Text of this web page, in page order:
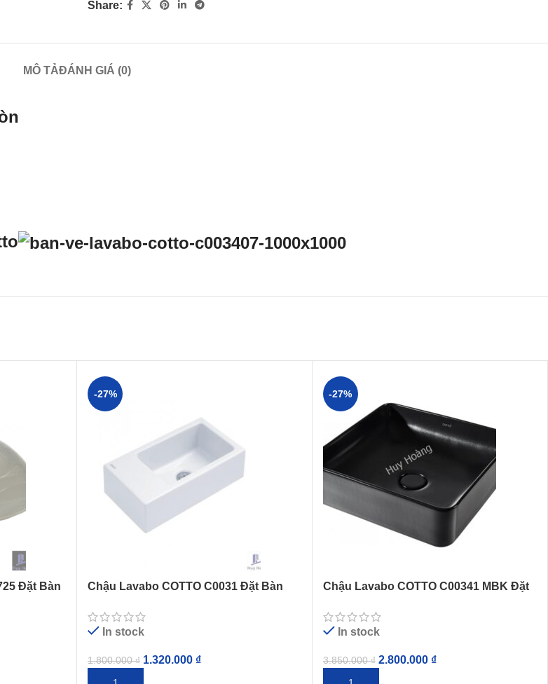
Share:
MÔ TẢĐÁNH GIÁ (0)
Đặt Bàn
-27%
Chậu Lavabo COTTO C0031 Đặt Bàn
In stock
1.800.000₫ 1.320.000 ₫
-27%
Chậu Lavabo COTTO C00341 MBK Đặt
In stock
3.850.000₫ 2.800.000 ₫